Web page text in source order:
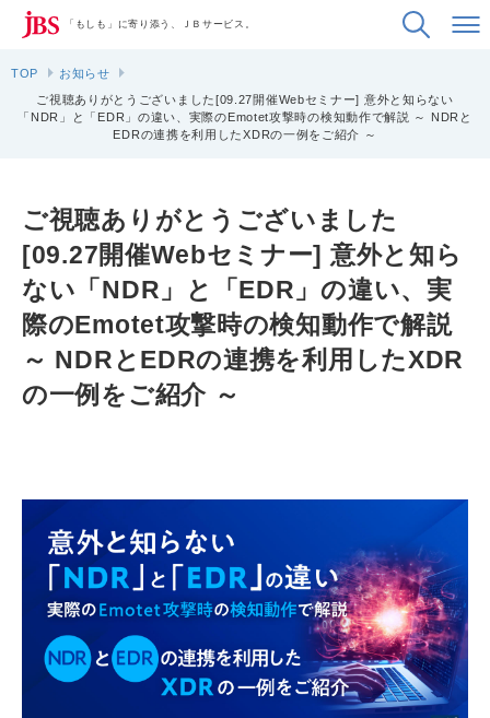
「もしも」に寄り添う、ＪＢサービス。
TOP
お知らせ
ご視聴ありがとうございました[09.27開催Webセミナー] 意外と知らない
「NDR」と「EDR」の違い、実際のEmotet攻撃時の検知動作で解説 ～ NDRと
EDRの連携を利用したXDRの一例をご紹介 ～
ご視聴ありがとうございました
[09.27開催Webセミナー] 意外と知ら
ない「NDR」と「EDR」の違い、実
際のEmotet攻撃時の検知動作で解説
～ NDRとEDRの連携を利用したXDR
の一例をご紹介 ～